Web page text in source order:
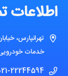
اطلاعات
تهرانپارس،
خدمات
22244594